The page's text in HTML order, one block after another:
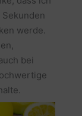
werde.
bei